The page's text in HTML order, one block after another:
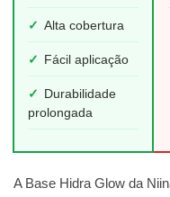
✓ Alta cobertura
✓ Fácil aplicação
✓
Durabilidade
prolongada
A Base Hidra Glow da